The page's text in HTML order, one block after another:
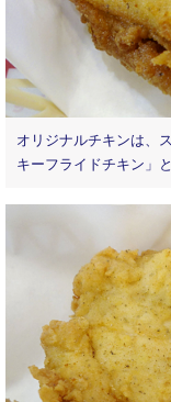
オリジナルチキンは、
キーフライドチキン」